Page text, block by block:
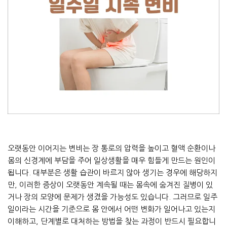
오랫동안 이어지는 변비는 장 통로의 압력을 높이고 혈액 순환이나
몸의 신경계에 부담을 주어 일상생활을 매우 힘들게 만드는 원인이
됩니다. 대부분은 생활 습관이 바르지 않아 생기는 경우에 해당하지
만, 이러한 증상이 오랫동안 계속될 때는 몸속에 숨겨진 질병이 있
거나 장의 모양에 문제가 생겼을 가능성도 있습니다. 그러므로 일주
일이라는 시간을 기준으로 몸 안에서 어떤 변화가 일어나고 있는지
이해하고, 단계별로 대처하는 방법을 찾는 과정이 반드시 필요합니